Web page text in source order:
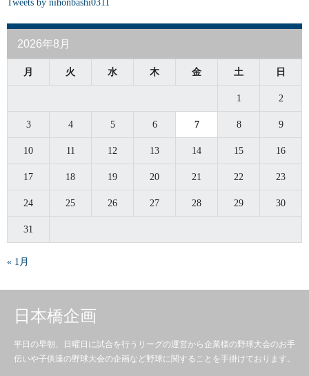
Tweets by nihonbashi0311
2026年8月
月 火 水 木 金 土 日
1 2
3 4 5 6 7 8 9
10 11 12 13 14 15 16
17 18 19 20 21 22 23
24 25 26 27 28 29 30
31
« 1月
日本橋企画
平日の早朝、日曜日に試合を行うリーグの運営から企業様の野球大会のお手
伝いや子供達の野球大会の企画など野球に関することを手掛けております。